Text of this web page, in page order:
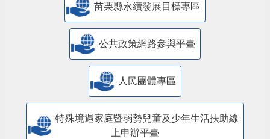
苗栗縣永續發展目標專區
公共政策網路參與平臺
人民團體專區
特殊境遇家庭暨弱勢兒童及少年生活扶助線
上申辦平臺